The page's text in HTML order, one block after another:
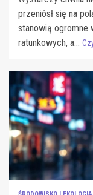
przeniósł się na
stanowią ogromne
ratunkowych, a...